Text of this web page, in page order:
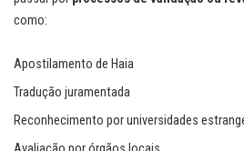
como:
Apostilamento de Haia
Tradução juramentada
Reconhecimento por universidades